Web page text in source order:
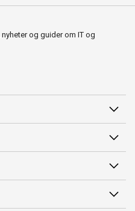
og guider om IT og